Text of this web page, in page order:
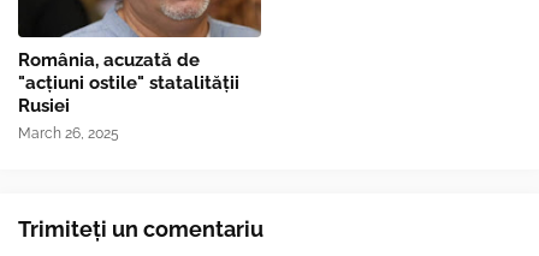
România, acuzată de
"acțiuni ostile" statalității
Rusiei
March 26, 2025
Trimiteți un comentariu